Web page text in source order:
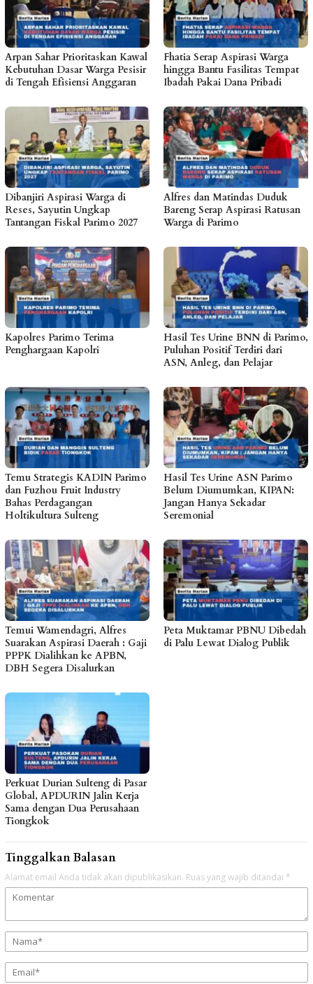
Arpan Sahar Prioritaskan Kawal
Kebutuhan Dasar Warga Pesisir
di Tengah Efisiensi Anggaran
Fhatia Serap Aspirasi Warga
hingga Bantu Fasilitas Tempat
Ibadah Pakai Dana Pribadi
Dibanjiri Aspirasi Warga di
Reses, Sayutin Ungkap
Tantangan Fiskal Parimo 2027
Alfres dan Matindas Duduk
Bareng Serap Aspirasi Ratusan
Warga di Parimo
Kapolres Parimo Terima
Penghargaan Kapolri
Hasil Tes Urine BNN di Parimo,
Puluhan Positif Terdiri dari
ASN, Anleg, dan Pelajar
Temu Strategis KADIN Parimo
dan Fuzhou Fruit Industry
Bahas Perdagangan
Holtikultura Sulteng
Hasil Tes Urine ASN Parimo
Belum Diumumkan, KIPAN:
Jangan Hanya Sekadar
Seremonial
Temui Wamendagri, Alfres
Suarakan Aspirasi Daerah : Gaji
PPPK Dialihkan ke APBN,
DBH Segera Disalurkan
Peta Muktamar PBNU Dibedah
di Palu Lewat Dialog Publik
Perkuat Durian Sulteng di Pasar
Global, APDURIN Jalin Kerja
Sama dengan Dua Perusahaan
Tiongkok
Tinggalkan Balasan
Alamat email Anda tidak akan dipublikasikan. Ruas yang wajib ditandai *